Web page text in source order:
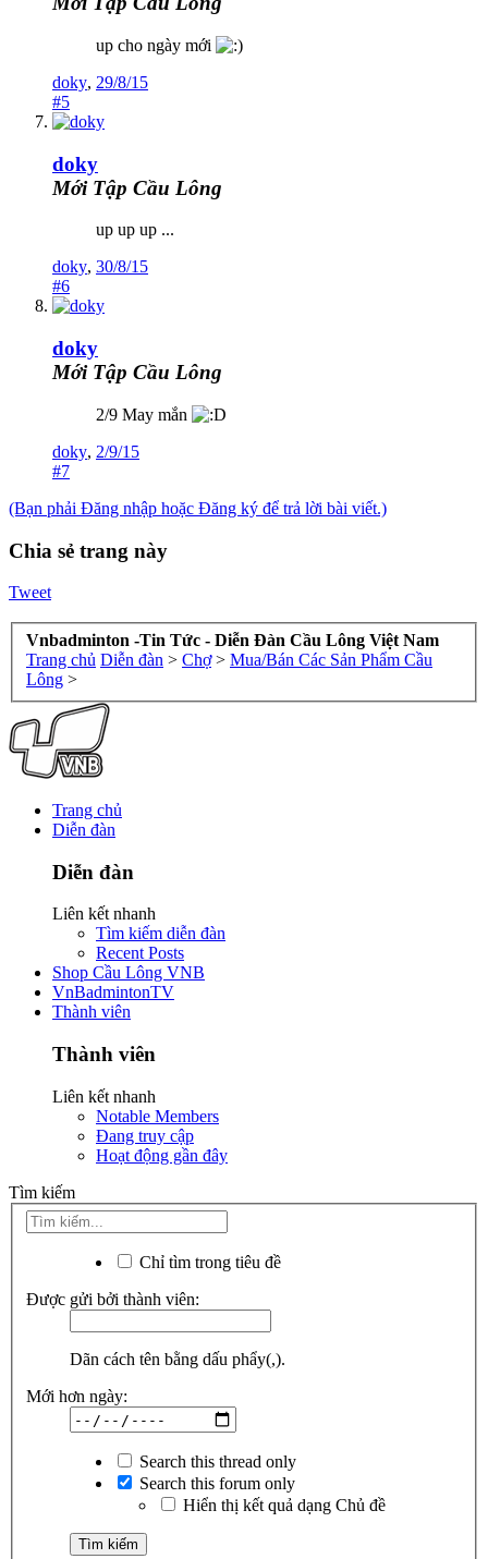
up cho ngày mới
doky, 29/8/15
#5
doky
Mới Tập Cầu Lông
up up up ...
doky, 30/8/15
#6
doky
Mới Tập Cầu Lông
2/9 May mắn
doky, 2/9/15
#7
(Bạn phải Đăng nhập hoặc Đăng ký để trả lời bài viết.)
Chia sẻ trang này
Tweet
Vnbadminton -Tin Tức - Diễn Đàn Cầu Lông Việt Nam
Trang chủ Diễn đàn > Chợ > Mua/Bán Các Sản Phẩm Cầu
Lông >
Trang chủ
Diễn đàn
Diễn đàn
Liên kết nhanh
Tìm kiếm diễn đàn
Recent Posts
Shop Cầu Lông VNB
VnBadmintonTV
Thành viên
Thành viên
Liên kết nhanh
Notable Members
Đang truy cập
Hoạt động gần đây
Tìm kiếm
Chỉ tìm trong tiêu đề
Được gửi bởi thành viên:
Dãn cách tên bằng dấu phẩy(,).
Mới hơn ngày:
Search this thread only
Search this forum only
Hiển thị kết quả dạng Chủ đề